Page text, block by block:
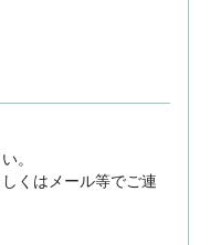
。
くはメール等でご連